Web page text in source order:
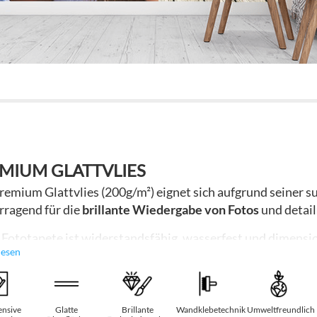
GLATTVLIES
Glattvlies (200g/m²) eignet sich aufgrund seiner
für diebrillante Wiedergabe von Fotosund
Fototapete ist widerstandsfähig, wasserfest und
ist die Fototapete Premium frei von PVC und
und schwer entflammbar (nach EN 13501-
bei der Produktion nur Zellstoff aus nachhaltiger
Glatte
Brillante
Wandklebetechnik Umweltfreundlich